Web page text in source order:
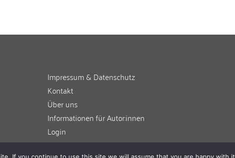
Impressum & Datenschutz
Kontakt
Über uns
Informationen für Autor:innen
Login